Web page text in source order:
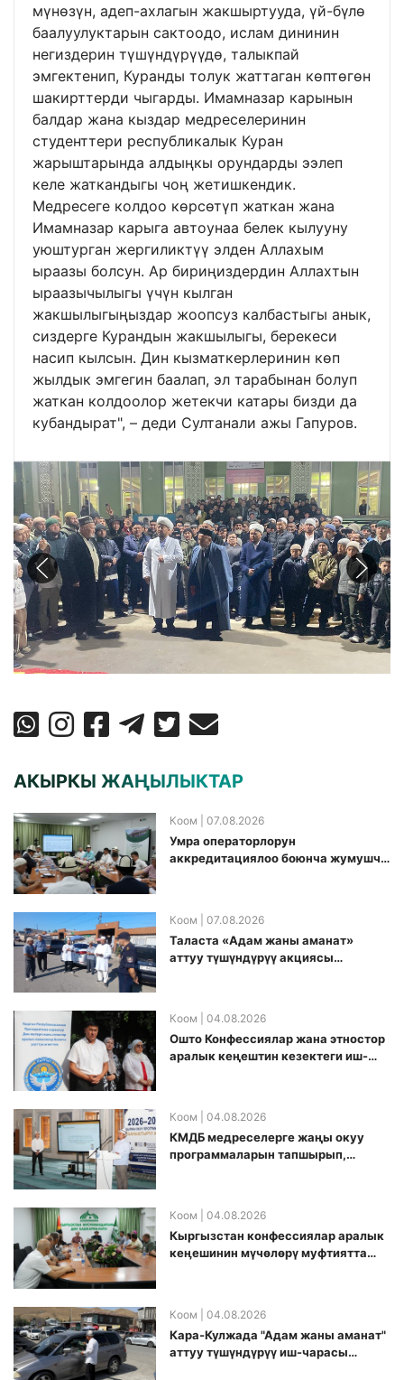
мүнөзүн, адеп-ахлагын жакшыртууда, үй-бүлө
баалуулуктарын сактоодо, ислам дининин
негиздерин түшүндүрүүдө, талыкпай
эмгектенип, Куранды толук жаттаган көптөгөн
шакирттерди чыгарды. Имамназар карынын
балдар жана кыздар медреселеринин
студенттери республикалык Куран
жарыштарында алдыңкы орундарды ээлеп
келе жаткандыгы чоң жетишкендик.
Медресеге колдоо көрсөтүп жаткан жана
Имамназар карыга автоунаа белек кылууну
уюштурган жергиликтүү элден Аллахым
ыраазы болсун. Ар бириңиздердин Аллахтын
ыраазычылыгы үчүн кылган
жакшылыгыңыздар жоопсуз калбастыгы анык,
сиздерге Курандын жакшылыгы, берекеси
насип кылсын. Дин кызматкерлеринин көп
жылдык эмгегин баалап, эл тарабынан болуп
жаткан колдоолор жетекчи катары бизди да
кубандырат", – деди Султанали ажы Гапуров.
АКЫРКЫ ЖАҢЫЛЫКТАР
Коом | 07.08.2026
Умра операторлорун
аккредитациялоо боюнча жумушчу
Коом | 07.08.2026
Таласта «Адам жаны аманат»
аттуу түшүндүрүү акциясы
Коом | 04.08.2026
Ошто Конфессиялар жана этностор
аралык кеңештин кезектеги иш-
Коом | 04.08.2026
КМДБ медреселерге жаңы окуу
программаларын тапшырып,
Коом | 04.08.2026
Кыргызстан конфессиялар аралык
кеӊешинин мүчөлөрү муфтиятта
Коом | 04.08.2026
Кара-Кулжада "Адам жаны аманат"
аттуу түшүндүрүү иш-чарасы